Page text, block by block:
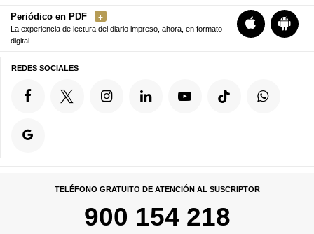
Periódico en PDF
La experiencia de lectura del diario impreso, ahora, en formato
digital
REDES SOCIALES
TELÉFONO GRATUITO DE ATENCIÓN AL SUSCRIPTOR
900 154 218